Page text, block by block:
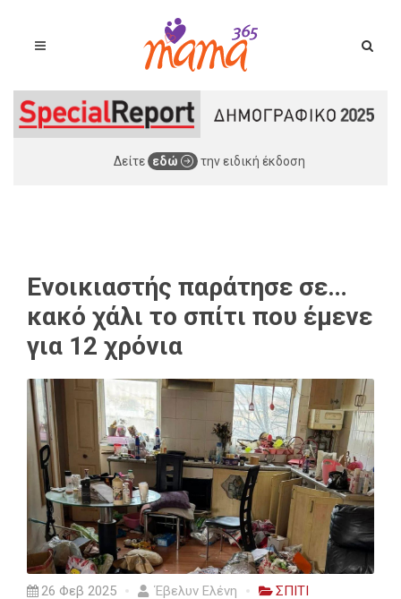
Δείτε εδώ την ειδική έκδοση
Ενοικιαστής παράτησε σε…
κακό χάλι το σπίτι που έμενε
για 12 χρόνια
26 Φεβ 2025 Έβελυν Ελένη ΣΠΙΤΙ